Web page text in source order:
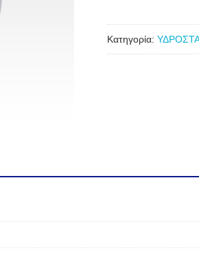
Κατηγορία: